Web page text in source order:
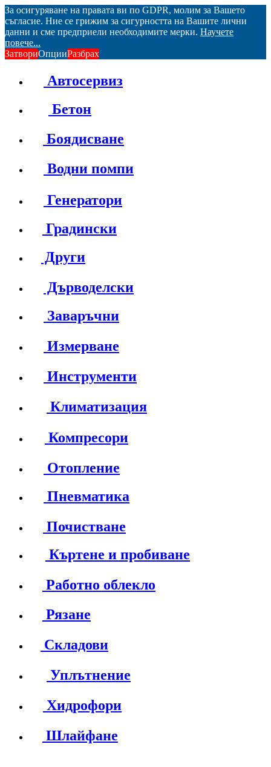
За осигуряване на правата ви по GDPR, молим за Вашето
съгласие. Ние се грижим за сигурността на Вашите лични
данни и сме предприели необходимите мерки. Научете
повече...
ЗатвориОпцииРазбрах
Автосервиз
Бетон
Боядисване
Водни помпи
Генератори
Градински
Други
Дърводелски
Заваръчни
Измерване
Инструменти
Климатизация
Компресори
Отопление
Пневматика
Почистване
Къртене и пробиване
Работно облекло
Рязане
Складови
Уплътнение
Хидрофори
Шлайфане